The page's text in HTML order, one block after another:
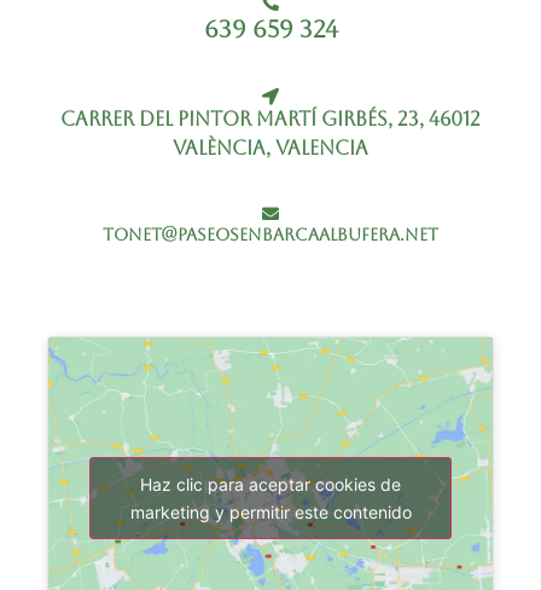
Haz clic para aceptar cookies de
marketing y permitir este contenido
639 659 324
Carrer del Pintor Martí Girbés, 23, 46012
València, Valencia
tonet@paseosenbarcaalbufera.net